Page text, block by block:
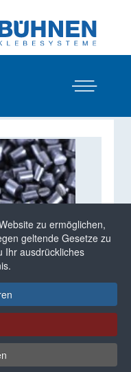
zu ermöglichen,
geltende Gesetze zu
Ihr ausdrückliches